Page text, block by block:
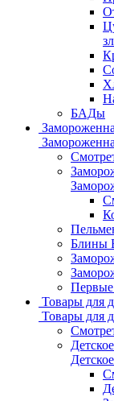
БАДы
Блины
Товары для
Товары для